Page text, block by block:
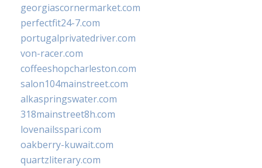
georgiascornermarket.com
perfectfit24-7.com
portugalprivatedriver.com
von-racer.com
coffeeshopcharleston.com
salon104mainstreet.com
alkaspringswater.com
318mainstreet8h.com
lovenailsspari.com
oakberry-kuwait.com
quartzliterary.com